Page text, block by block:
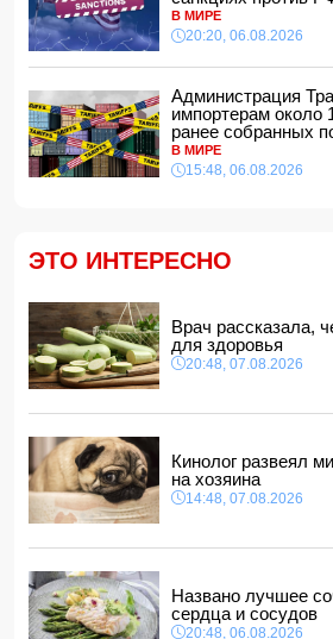
Ужасающие подробности убийства
Тертерском районе
14:28, 07.08.2026
14:14, 07.08.2026
Сына Абеля Магеррамова отозвали
14:10, 07.08.2026
14:04, 07.08.2026
дипломатами
14:00, 07.08.2026
Прогноз погоды в Азербайджане на
12:48, 07.08.2026
В Азербайджане ищут сотрудников
12:40, 07.08.2026
В МИРЕ
20:20, 06.08.2026
Администрация
импортерам около
ранее собранных
В МИРЕ
15:48, 06.08.2026
ЭТО ИНТЕРЕСНО
Врач рассказала,
для здоровья
20:48, 07.08.2026
Кинолог развеял
на хозяина
14:48, 07.08.2026
Названо лучшее
сердца и сосудов
20:48, 06.08.2026